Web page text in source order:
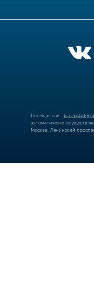
Посещая сайт boomstarter.ru
автоматически
Москва, Ленинский